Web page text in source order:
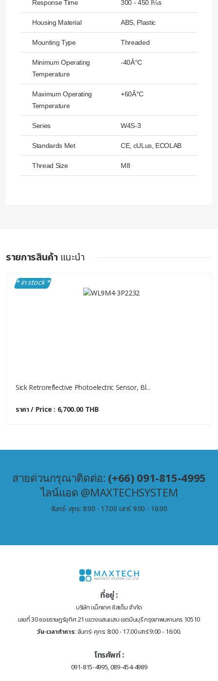
Response Time 300 - 450 Î¼s
Housing Material ABS, Plastic
Mounting Type Threaded
Minimum Operating
Temperature
-40Â°C
Maximum Operating
Temperature
+60Â°C
Series W4S-3
Standards Met CE, cULus, ECOLAB
Thread Size M8
รายการสินค้า แนะนำ
* in stock *
Sick Retroreflective Photoelectric Sensor, Bl...
ราคา / Price : 6,700.00 THB
สายด่วนกรุณาติดต่อ: (+66) 091-815-4995
ไลน์แอด @MAXTECHSYSTEM
จันทร์- ศุกร: 8:00 - 17.00 เสาร์ 9:00 - 16:00
ที่อยู่ :
บริษัท แม็กเทค ซิสเต็ม จำกัด
เลขที่ 30 ซอยราษฎร์อุทิศ 21 แขวงแสนแสบ เขตมีนบุรี กรุงเทพมหานคร 10510
วัน-เวลาทำการ: จันทร์- ศุกร: 8:00 - 17.00 เสาร์ 9:00 - 16:00.
โทรศัพท์ :
091-815-4995, 089-454-4989